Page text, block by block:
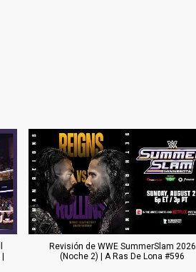
Revisión de WWE SummerSlam 2026
(Noche 2) | A Ras De Lona #596